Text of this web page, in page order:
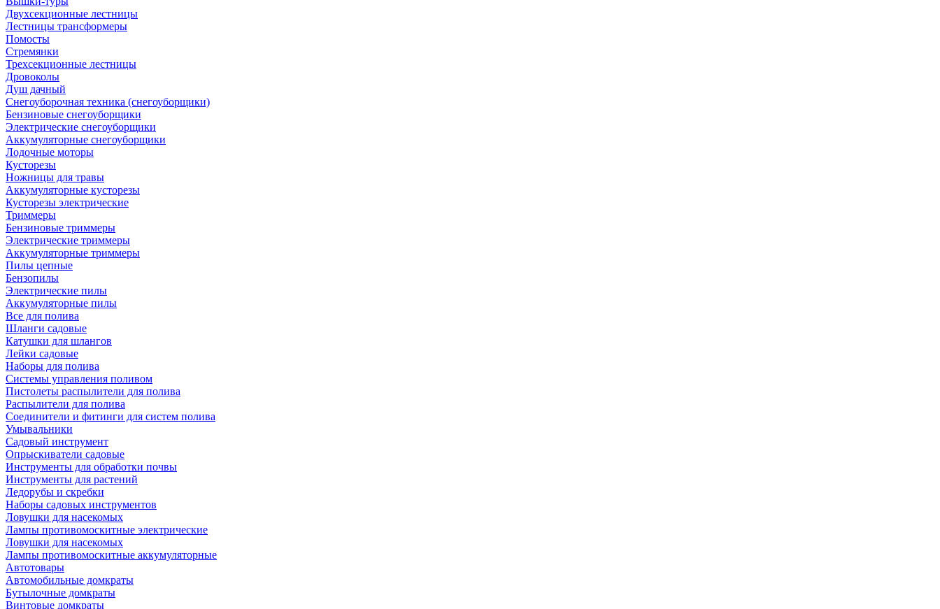
Двухсекционные лестницы
Лестницы трансформеры
Помосты
Стремянки
Трехсекционные лестницы
Дровоколы
Душ дачный
Снегоуборочная техника (снегоуборщики)
Бензиновые снегоуборщики
Электрические снегоуборщики
Аккумуляторные снегоуборщики
Лодочные моторы
Кусторезы
Ножницы для травы
Аккумуляторные кусторезы
Кусторезы электрические
Триммеры
Бензиновые триммеры
Электрические триммеры
Аккумуляторные триммеры
Пилы цепные
Бензопилы
Электрические пилы
Аккумуляторные пилы
Все для полива
Шланги садовые
Катушки для шлангов
Лейки садовые
Наборы для полива
Системы управления поливом
Пистолеты распылители для полива
Распылители для полива
Соединители и фитинги для систем полива
Умывальники
Садовый инструмент
Опрыскиватели садовые
Инструменты для обработки почвы
Инструменты для растений
Ледорубы и скребки
Наборы садовых инструментов
Ловушки для насекомых
Лампы противомоскитные электрические
Ловушки для насекомых
Лампы противомоскитные аккумуляторные
Автотовары
Автомобильные домкраты
Бутылочные домкраты
Винтовые домкраты